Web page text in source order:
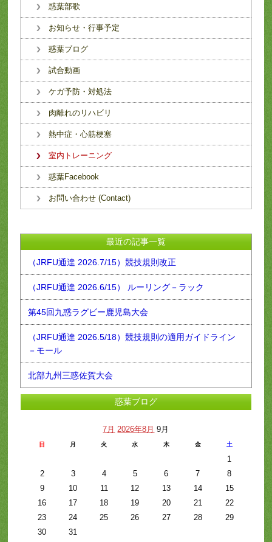
惑葉部歌
お知らせ・行事予定
惑葉ブログ
試合動画
ケガ予防・対処法
肉離れのリハビリ
熱中症・心筋梗塞
室内トレーニング
惑葉Facebook
お問い合わせ (Contact)
最近の記事一覧
（JRFU通達 2026.7/15）競技規則改正
（JRFU通達 2026.6/15） ルーリング－ラック
第45回九惑ラグビー鹿児島大会
（JRFU通達 2026.5/18）競技規則の適用ガイドライン
－モール
北部九州三惑佐賀大会
惑葉ブログ
7月 2026年8月 9月
日 月 火 水 木 金 土
1
2
3 4 5 6 7
8
9
10 11 12 13 14
15
16
17 18 19 20 21
22
23
24 25 26 27 28
29
30
31